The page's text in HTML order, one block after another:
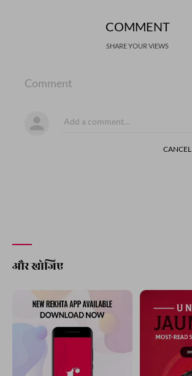
COMMENT
SHARE YOUR VIEWS
Comment
CANCEL
और खोजिए